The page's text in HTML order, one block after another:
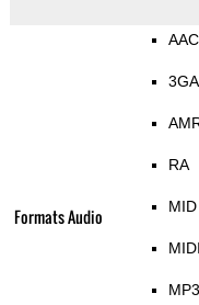
Formats Audio
AAC
3GA
RA
MID
MIDI
MP3